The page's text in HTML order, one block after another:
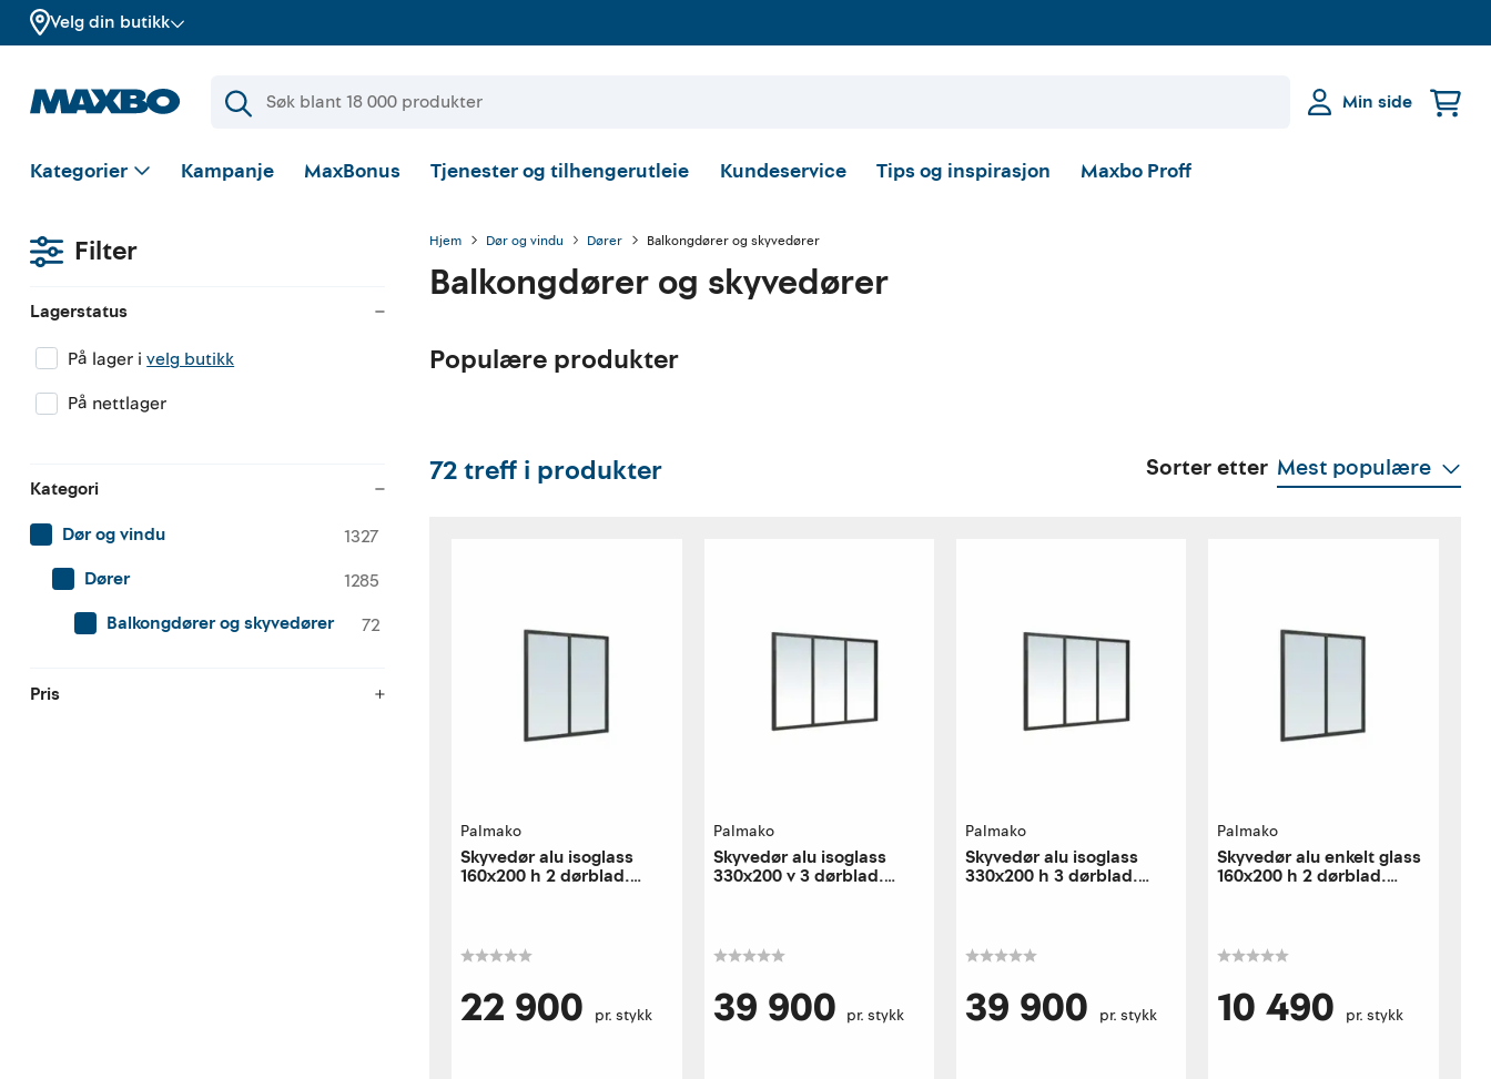
Velg din butikk
Min side
Kategorier Kampanje MaxBonus Tjenester og tilhengerutleie Kundeservice Tips og inspirasjon Maxbo Proff
Filter
Lagerstatus
På lager ivelg butikk
På nettlager
Kategori
Dør og vindu
1327
Dører
1285
Balkongdører og skyvedører
72
Pris
Hjem Dør og vindu Dører Balkongdører og skyvedører
Balkongdører og skyvedører
Populære produkter
72treff i produkter Sorter etter Mest populære
Palmako
Skyvedør alu isoglass
160x200 h 2 dørblad.
22 900 pr. stykk
Palmako
Skyvedør alu isoglass
330x200 v 3 dørblad.
39 900 pr. stykk
Palmako
Skyvedør alu isoglass
330x200 h 3 dørblad.
39 900 pr. stykk
Palmako
Skyvedør alu enkelt glass
160x200 h 2 dørblad.
10 490 pr. stykk